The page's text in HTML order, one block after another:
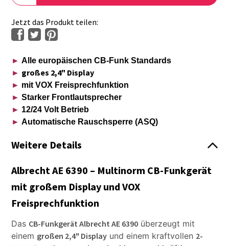
Jetzt das Produkt teilen:
►Alle europäischen CB-Funk Standards
► großes 2,4" Display
► mit VOX Freisprechfunktion
►Starker Frontlautsprecher
► 12/24 Volt Betrieb
►Automatische Rauschsperre (ASQ)
Weitere Details
Albrecht AE 6390 – Multinorm CB-Funkgerät
mit großem Display und VOX
Freisprechfunktion
Das CB-Funkgerät Albrecht AE 6390 überzeugt mit
einem großen 2,4" Display und einem kraftvollen 2-